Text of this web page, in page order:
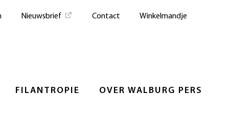
FILANTROPIE OVER WALBURG PERS
Nieuwsbrief Contact Winkelmandje